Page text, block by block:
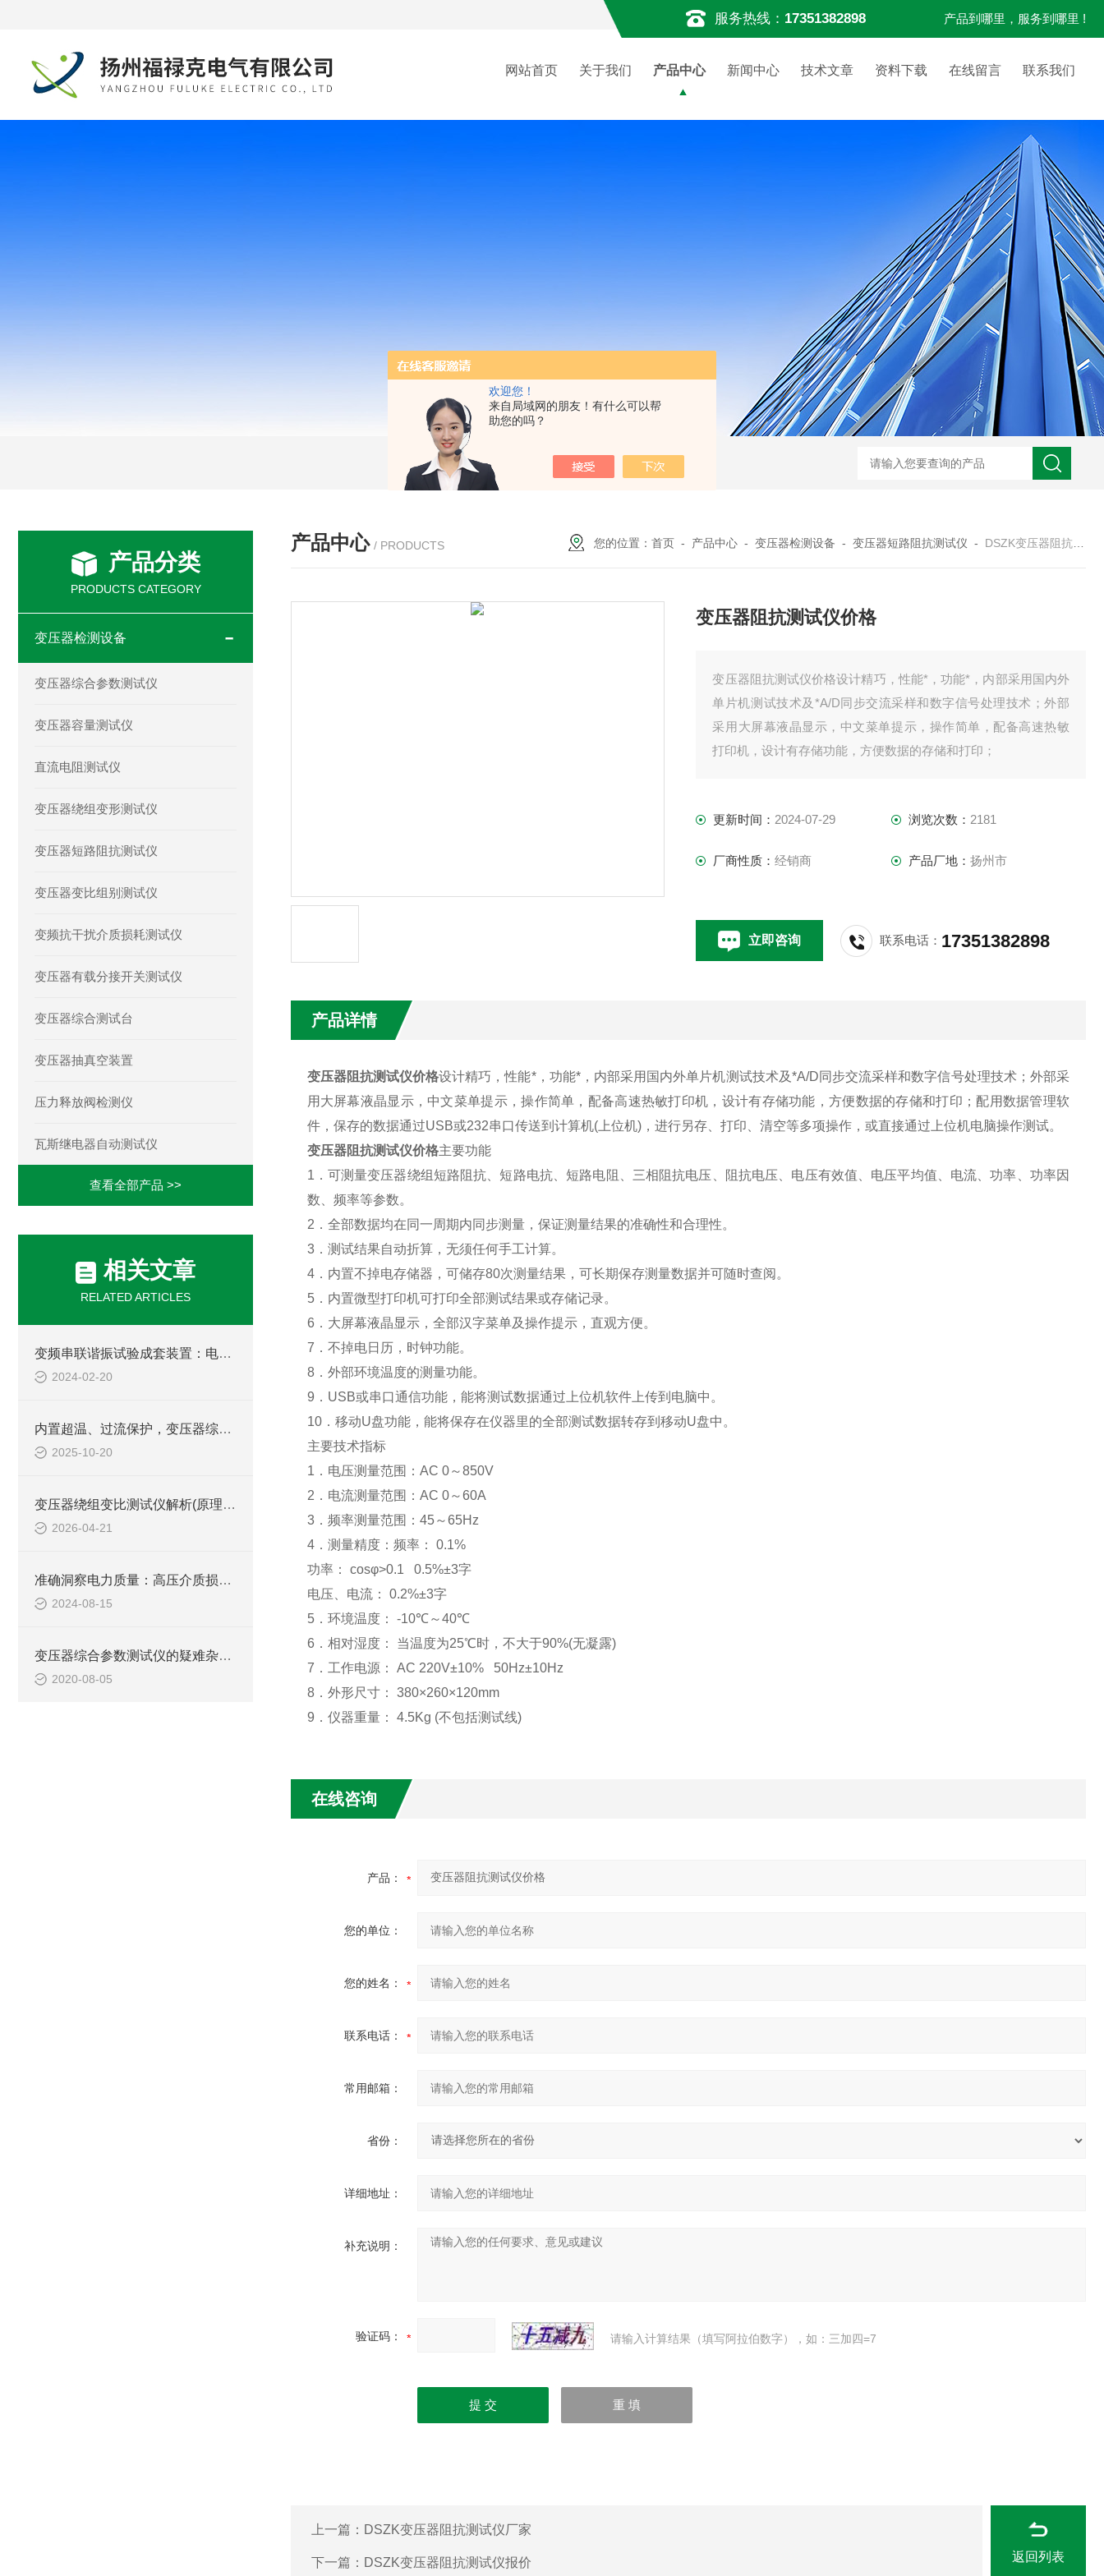
欢迎您！
来自局域网的朋友！有什么可以帮
助您的吗？
服务热线： 17351382898 产品到哪里，服务到哪里 !
网站首页 关于我们 产品中心 新闻中心 技术文章 资料下载 在线留言 联系我们
产品分类
PRODUCTS CATEGORY
变压器检测设备
变压器综合参数测试仪
变压器容量测试仪
直流电阻测试仪
变压器绕组变形测试仪
变压器短路阻抗测试仪
变压器变比组别测试仪
变频抗干扰介质损耗测试仪
变压器有载分接开关测试仪
变压器综合测试台
变压器抽真空装置
压力释放阀检测仪
瓦斯继电器自动测试仪
查看全部产品 >>
相关文章
RELATED ARTICLES
变频串联谐振试验成套装置：电力设备检测的得力助手
2024-02-20
内置超温、过流保护，变压器综合参数测试仪兼顾安全与效率，助力电力现场作业
2025-10-20
变压器绕组变比测试仪解析(原理、功能及现场应用)
2026-04-21
准确洞察电力质量：高压介质损耗测试装置的创新应用
2024-08-15
变压器综合参数测试仪的疑难杂症如何“*”？
2020-08-05
产品中心 / PRODUCTS 您的位置：首页 - 产品中心 -变压器检测设备 -变压器短路阻抗测试仪 - DSZK变压器阻抗测试仪价格
变压器阻抗测试仪价格
变压器阻抗测试仪价格设计精巧，性能*，功能*，内部采用国内外
单片机测试技术及*A/D同步交流采样和数字信号处理技术；外部
采用大屏幕液晶显示，中文菜单提示，操作简单，配备高速热敏
打印机，设计有存储功能，方便数据的存储和打印；
更新时间： 2024-07-29 浏览次数： 2181
厂商性质：经销商 产品厂地： 扬州市
立即咨询 联系电话： 17351382898
产品详情
变压器阻抗测试仪价格设计精巧，性能*，功能*，内部采用国内外单片机测试技术及*A/D同步交流采样和数字信号处理技术；外部采
用大屏幕液晶显示，中文菜单提示，操作简单，配备高速热敏打印机，设计有存储功能，方便数据的存储和打印；配用数据管理软
件，保存的数据通过USB或232串口传送到计算机(上位机)，进行另存、打印、清空等多项操作，或直接通过上位机电脑操作测试。
变压器阻抗测试仪价格主要功能
1 ．可测量变压器绕组短路阻抗、短路电抗、短路电阻、三相阻抗电压、阻抗电压、电压有效值、电压平均值、电流、功率、功率因
数、频率等参数。
2 ．全部数据均在同一周期内同步测量，保证测量结果的准确性和合理性。
3．测试结果自动折算，无须任何手工计算。
4．内置不掉电存储器，可储存80次测量结果，可长期保存测量数据并可随时查阅。
5．内置微型打印机可打印全部测试结果或存储记录。
6 ．大屏幕液晶显示，全部汉字菜单及操作提示，直观方便。
7 ．不掉电日历，时钟功能。
8．外部环境温度的测量功能。
9 ． USB或串口通信功能，能将测试数据通过上位机软件上传到电脑中。
10．移动U盘功能，能将保存在仪器里的全部测试数据转存到移动U盘中。
主要技术指标
1 ．电压测量范围： AC 0～850V
2 ．电流测量范围： AC 0～60A
3．频率测量范围： 45～65Hz
4．测量精度：频率：
0.1%
功率：
cosφ>0.1 0.5%±3字
电压、电流：
0.2%±3字
5．环境温度： -10℃～40℃
6 ．相对湿度： 当温度为25℃时，不大于90%(无凝露)
7 ．工作电源： AC 220V±10% 50Hz±10Hz
8．外形尺寸： 380×260×120mm
9 ．仪器重量： 4.5Kg (不包括测试线)
在线咨询
产品：
您的单位：
您的姓名：
联系电话：
常用邮箱：
省份：
详细地址：
补充说明：
验证码： 请输入计算结果（填写阿拉伯数字），如：三加四=7
上一篇： DSZK变压器阻抗测试仪厂家
下一篇： DSZK变压器阻抗测试仪报价 返回列表